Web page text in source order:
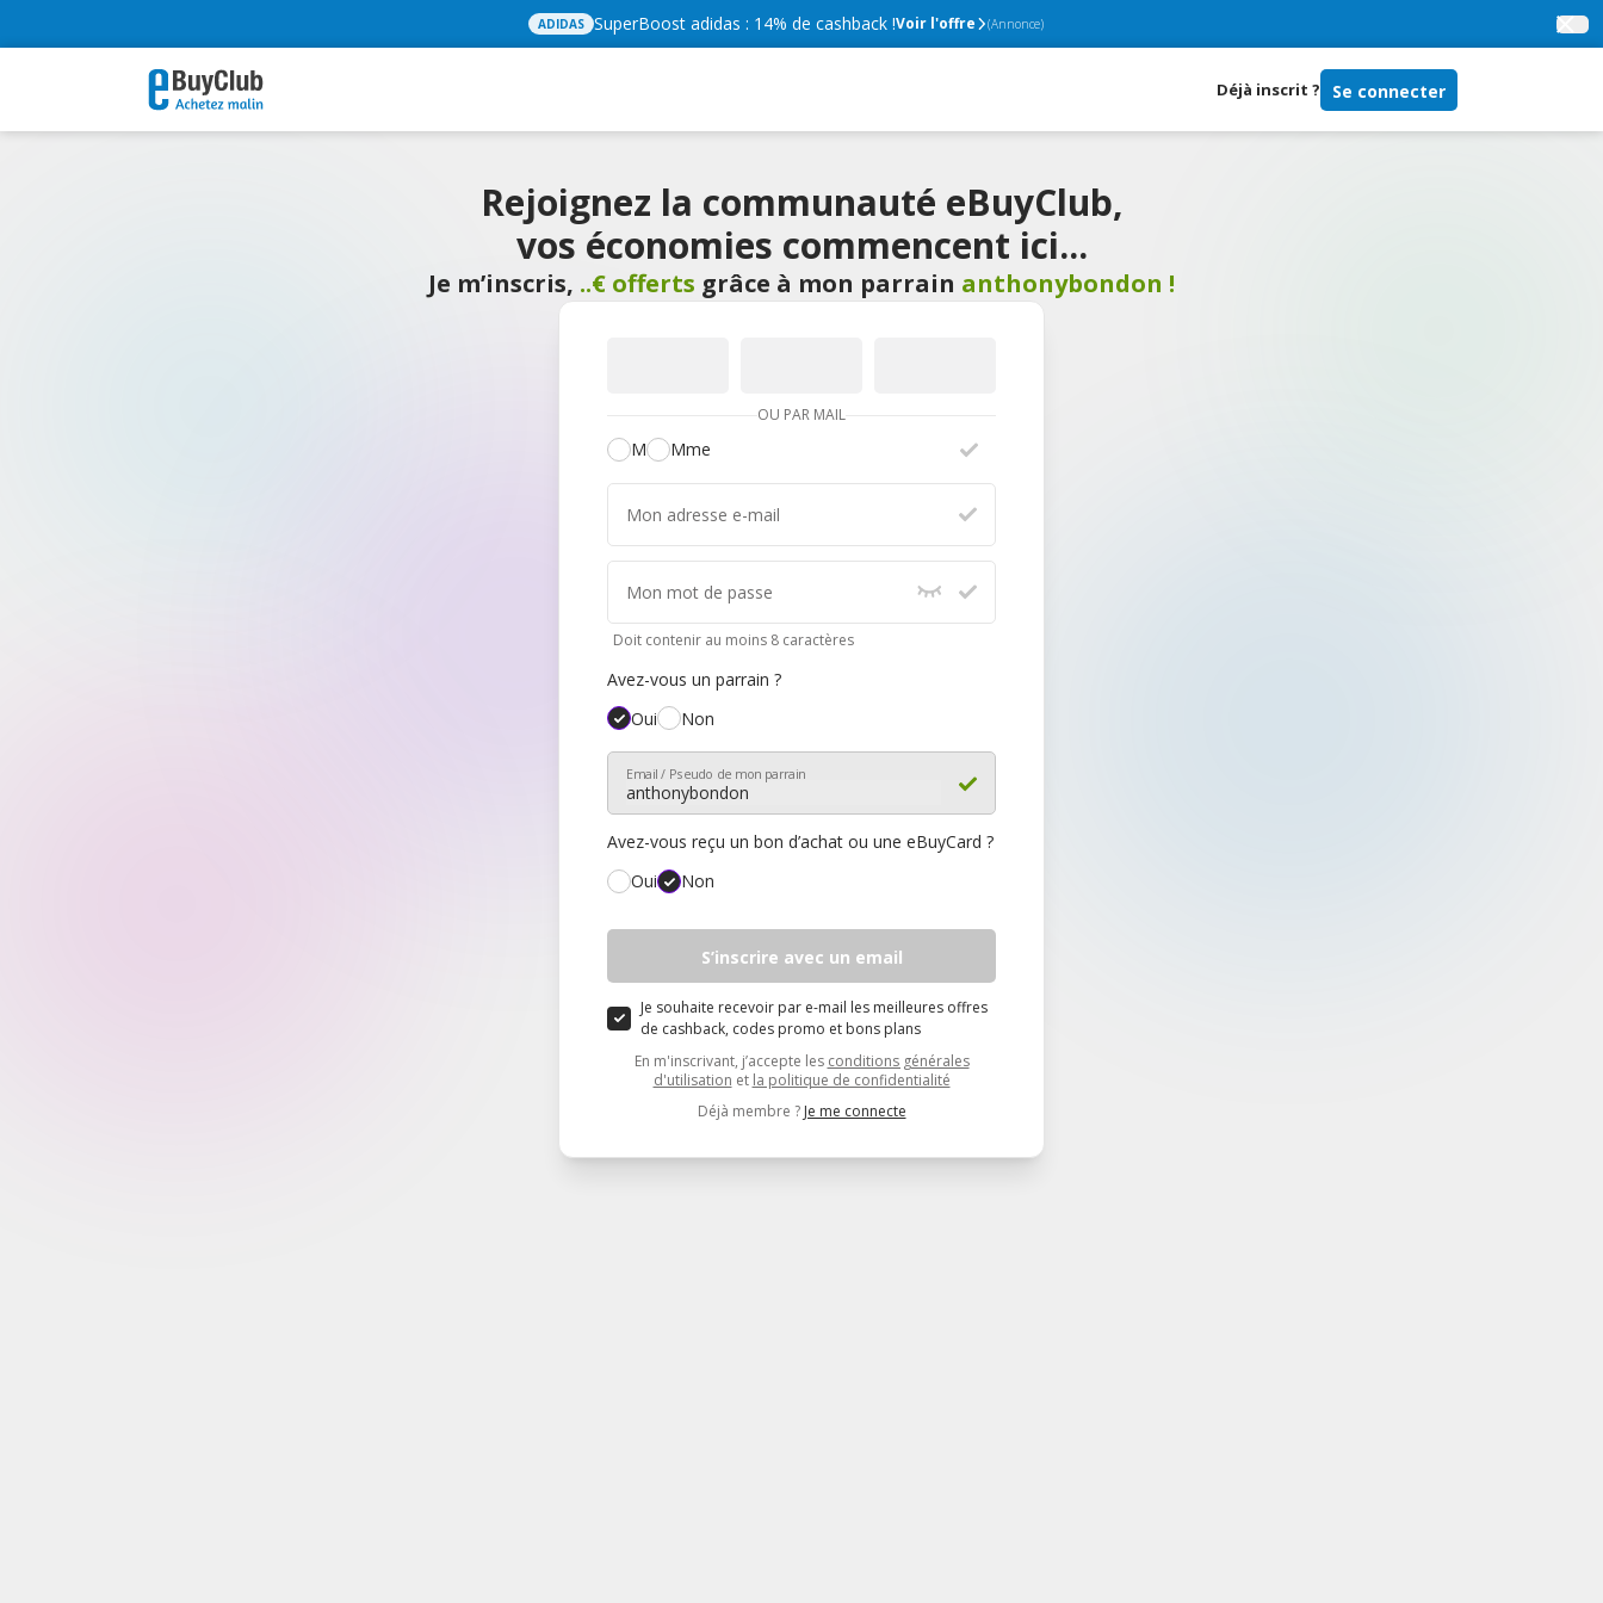
ADIDAS SuperBoost adidas : 14% de cashback !Voir l'offre (Annonce)
Déjà inscrit ? Se connecter
Rejoignez la communauté eBuyClub,
vos économies commencent ici...
Je m’inscris, ..€ offerts grâce à mon parrain anthonybondon !
OU PAR MAIL
M Mme
Mon adresse e-mail
Mon mot de passe
Doit contenir au moins 8 caractères
Avez-vous un parrain ?
Oui
Non
Email / Pseudo de mon parrain
Avez-vous reçu un bon d’achat ou une eBuyCard ?
Oui
Non
S’inscrire avec un email
Je souhaite recevoir par e-mail les meilleures offres
de cashback, codes promo et bons plans
En m'inscrivant, j’accepte les conditions générales
d'utilisation et la politique de confidentialité
Déjà membre ? Je me connecte